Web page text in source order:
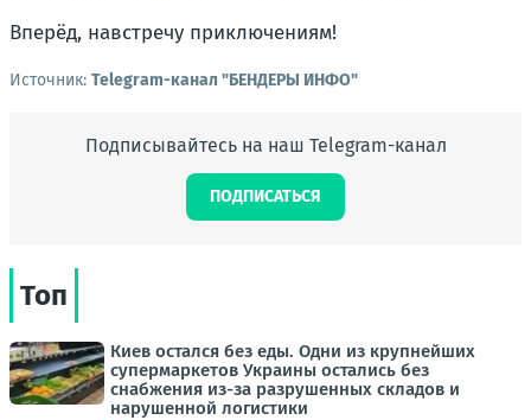
Вперёд, навстречу приключениям!
Источник: Telegram-канал "БЕНДЕРЫ ИНФО"
Подписывайтесь на наш Telegram-канал
ПОДПИСАТЬСЯ
Топ
Киев остался без еды. Одни из крупнейших
супермаркетов Украины остались без
снабжения из-за разрушенных складов и
нарушенной логистики